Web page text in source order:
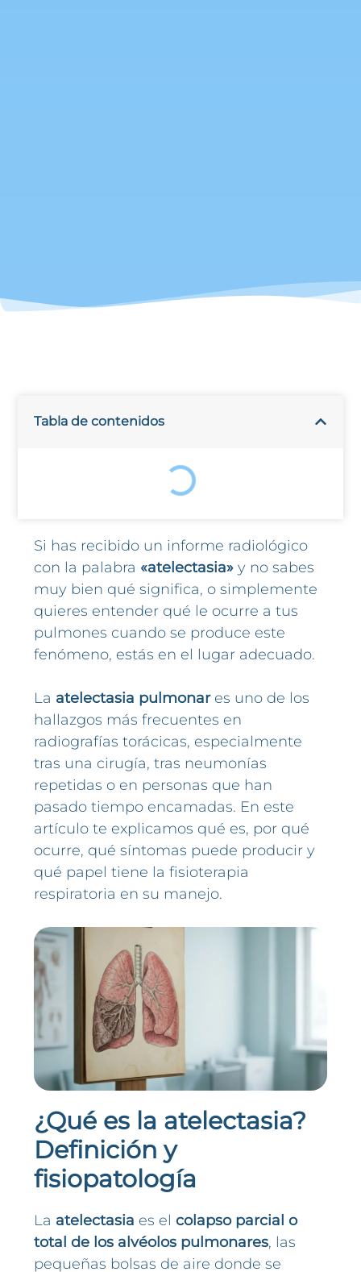
Tabla de contenidos
Si has recibido un informe radiológico
con la palabra «atelectasia» y no sabes
muy bien qué significa, o simplemente
quieres entender qué le ocurre a tus
pulmones cuando se produce este
fenómeno, estás en el lugar adecuado.
La atelectasia pulmonares uno de los
hallazgos más frecuentes en
radiografías torácicas, especialmente
tras una cirugía, tras neumonías
repetidas o en personas que han
pasado tiempo encamadas. En este
artículo te explicamos qué es, por qué
ocurre, qué síntomas puede producir y
qué papel tiene la fisioterapia
respiratoria en su manejo.
¿Qué es la atelectasia?
Definición y
fisiopatología
La atelectasia es elcolapso parcial o
total de los alvéolos pulmonares, las
pequeñas bolsas de aire donde se